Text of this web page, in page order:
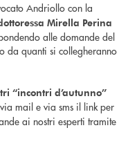
Andriollo con la
Mirella Perina
alle domande del
da quanti si collegheranno
“incontri d’autunno”
mail e via sms il link per
ai nostri esperti tramite